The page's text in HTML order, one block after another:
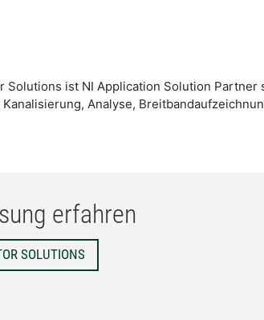
ist NI Application Solution Partner
Analyse,
erfahren
SOLUTIONS